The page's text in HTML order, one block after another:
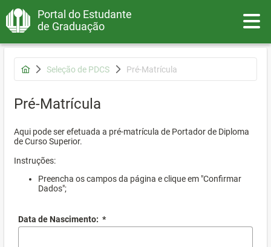
Portal do Estudante
de Graduação
Seleção de PDCS Pré-Matrícula
Pré-Matrícula
Aqui pode ser efetuada a pré-matrícula de Portador de Diploma
de Curso Superior.
Instruções:
Preencha os campos da página e clique em "Confirmar
Dados";
Data de Nascimento: *